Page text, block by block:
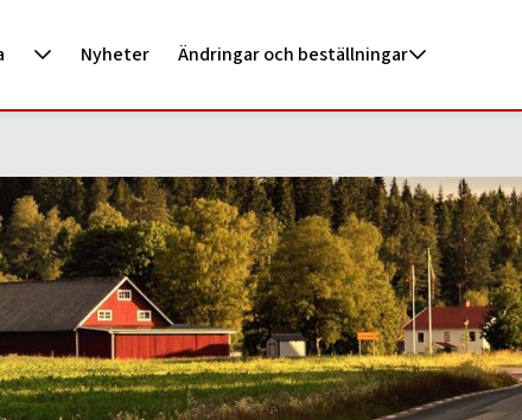
Nyheter Ändringar och beställningar
och vecka 48 för dig som har tömning jämn